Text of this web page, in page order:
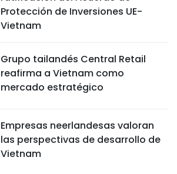
Protección de Inversiones UE-
Vietnam
Grupo tailandés Central Retail
reafirma a Vietnam como
mercado estratégico
Empresas neerlandesas valoran
las perspectivas de desarrollo de
Vietnam